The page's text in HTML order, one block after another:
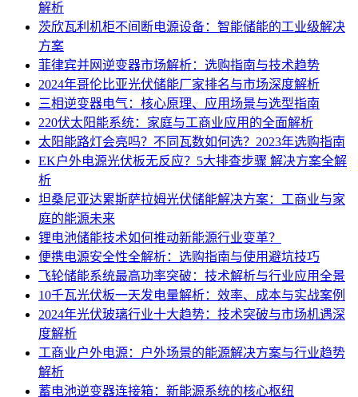
解析
茨欣瓦利机柜不间断电源设备：智能储能的工业级解决
方案
菲律宾并网逆变器市场解析：选购指南与技术趋势
2024年哥伦比亚光伏储能厂家排名与市场深度解析
三相逆变器电气：核心原理、应用场景与选型指南
220伏太阳能系统：家庭与工商业应用的全面解析
太阳能路灯会亮吗？不同瓦数如何选？2023年选购指南
EK户外电源光伏板无反应？5大排查步骤 解决方案全解
析
坦桑尼亚达累斯萨拉姆光伏储能解决方案：工商业与家
庭的能源未来
锂电池储能技术如何推动新能源行业变革？
便携电源安全性全解析：选购指南与使用避坑技巧
飞轮储能系统最高功率突破：技术解析与行业应用全景
10千瓦光伏板一天发电量解析：效率、成本与实战案例
2024年光伏玻璃行业十大趋势：技术突破与市场机遇深
度解析
工商业户外电源：户外场景的能源解决方案与行业趋势
解析
蓄电池逆变器连接箱：新能源系统的核心枢纽